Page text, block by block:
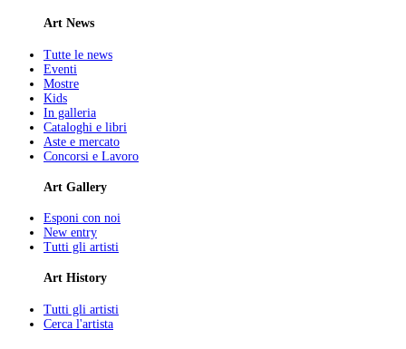
Art News
Tutte le news
Eventi
Mostre
Kids
In galleria
Cataloghi e libri
Aste e mercato
Concorsi e Lavoro
Art Gallery
Esponi con noi
New entry
Tutti gli artisti
Art History
Tutti gli artisti
Cerca l'artista